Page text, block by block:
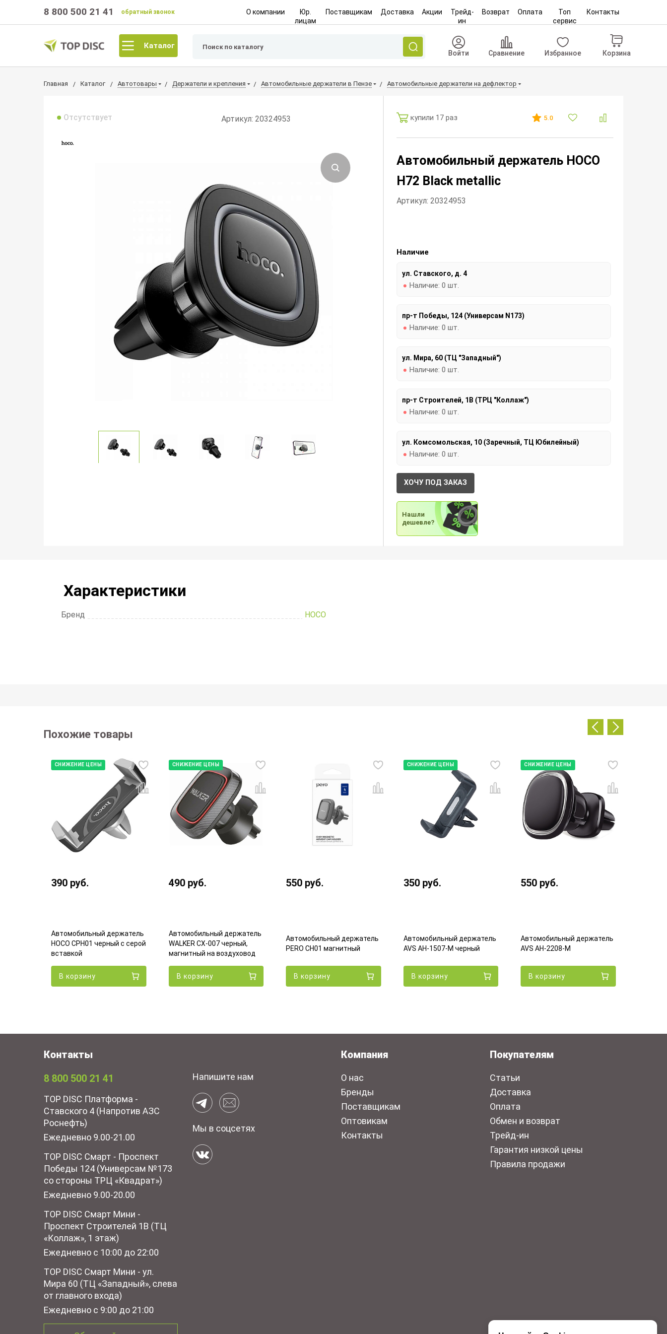
8 800 500 21 41 обратный звонок О компании
Юр.
лицам
Поставщикам Доставка Акции
Трейд-
ин
Возврат Оплата
Топ
сервис
Контакты
Каталог
Войти Сравнение Избранное Корзина
Главная Каталог Автотовары Держатели и крепления Автомобильные держатели в Пензе Автомобильные держатели на дефлектор
Отсутствует Артикул: 20324953 купили 17 раз 5.0
Автомобильный держатель HOCO
H72 Black metallic
Артикул: 20324953
Наличие
ул. Ставского, д. 4
Наличие: 0 шт.
пр-т Победы, 124 (Универсам N173)
Наличие: 0 шт.
ул. Мира, 60 (ТЦ "Западный")
Наличие: 0 шт.
пр-т Строителей, 1В (ТРЦ "Коллаж")
Наличие: 0 шт.
ул. Комсомольская, 10 (Заречный, ТЦ Юбилейный)
Наличие: 0 шт.
ХОЧУ ПОД ЗАКАЗ
Нашли
дешевле?
Характеристики
Бренд HOCO
Похожие товары
СНИЖЕНИЕ ЦЕНЫ
390 руб.
Автомобильный держатель
HOCO CPH01 черный с серой
вставкой
В корзину
СНИЖЕНИЕ ЦЕНЫ
490 руб.
Автомобильный держатель
WALKER CX-007 черный,
магнитный на воздуховод
В корзину
550 руб.
Автомобильный держатель
PERO CH01 магнитный
В корзину
СНИЖЕНИЕ ЦЕНЫ
350 руб.
Автомобильный держатель
AVS AH-1507-M черный
В корзину
СНИЖЕНИЕ ЦЕНЫ
550 руб.
Автомобильный держатель
AVS AH-2208-M
В корзину
Контакты
8 800 500 21 41
TOP DISC Платформа -
Ставского 4 (Напротив АЗС
Роснефть)
Ежедневно 9.00-21.00
TOP DISC Смарт - Проспект
Победы 124 (Универсам №173
со стороны ТРЦ «Квадрат»)
Ежедневно 9.00-20.00
TOP DISC Смарт Мини -
Проспект Строителей 1В (ТЦ
«Коллаж», 1 этаж)
Ежедневно с 10:00 до 22:00
TOP DISC Смарт Мини - ул.
Мира 60 (ТЦ «Западный», слева
от главного входа)
Ежедневно с 9:00 до 21:00
Напишите нам
Мы в соцсетях
Компания
О нас
Бренды
Поставщикам
Оптовикам
Контакты
Покупателям
Статьи
Доставка
Оплата
Обмен и возврат
Трейд-ин
Гарантия низкой цены
Правила продажи